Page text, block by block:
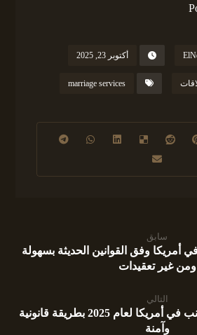
أكتوبر 23, 2025
marriage services
سابق
أمريكا وفق القوانين الحديثة بسهولة
ومن غير تعقيدات
التالي
كيفية توثيق زواج الأجانب في أمريكا لعام 2025 بطريقة قانونية
وآمنة